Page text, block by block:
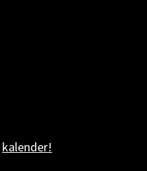
kalender!